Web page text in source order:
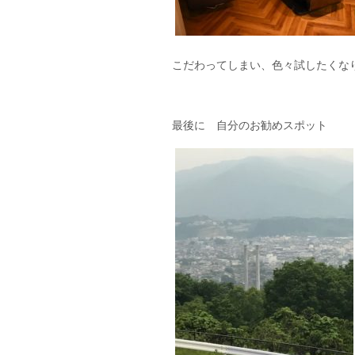
こだわってしまい、色々試したくな
最後に 自分のお勧めスポット